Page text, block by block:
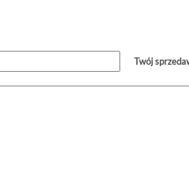
Twój